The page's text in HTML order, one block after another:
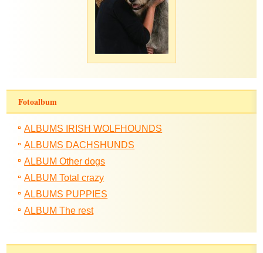
Fotoalbum
ALBUMS IRISH WOLFHOUNDS
ALBUMS DACHSHUNDS
ALBUM Other dogs
ALBUM Total crazy
ALBUMS PUPPIES
ALBUM The rest